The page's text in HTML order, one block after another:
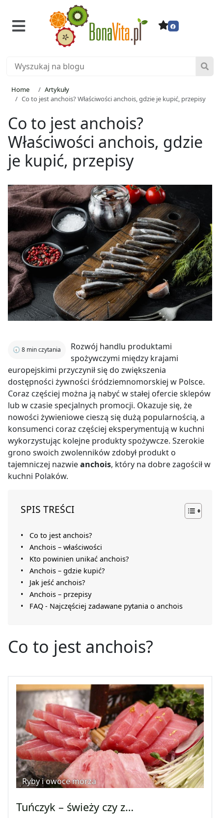
Home
Artykuły
Co to jest anchois? Właściwości anchois, gdzie je kupić, przepisy
Co to jest anchois?
Właściwości anchois, gdzie
je kupić, przepisy
🕣 8 min czytania
Rozwój handlu produktami
spożywczymi między krajami
europejskimi przyczynił się do zwiększenia
dostępności żywności śródziemnomorskiej w Polsce.
Coraz częściej można ją nabyć w stałej ofercie sklepów
lub w czasie specjalnych promocji. Okazuje się, że
nowości żywieniowe cieszą się dużą popularnością, a
konsumenci coraz częściej eksperymentują w kuchni
wykorzystując kolejne produkty spożywcze. Szerokie
grono swoich zwolenników zdobył produkt o
tajemniczej nazwieanchois, który na dobre zagościł w
kuchni Polaków.
SPIS TREŚCI
Co to jest anchois?
Anchois – właściwości
Kto powinien unikać anchois?
Anchois – gdzie kupić?
Jak jeść anchois?
Anchois – przepisy
FAQ - Najczęściej zadawane pytania o anchois
Co to jest anchois?
Ryby i owoce morza
Tuńczyk – świeży czy z…